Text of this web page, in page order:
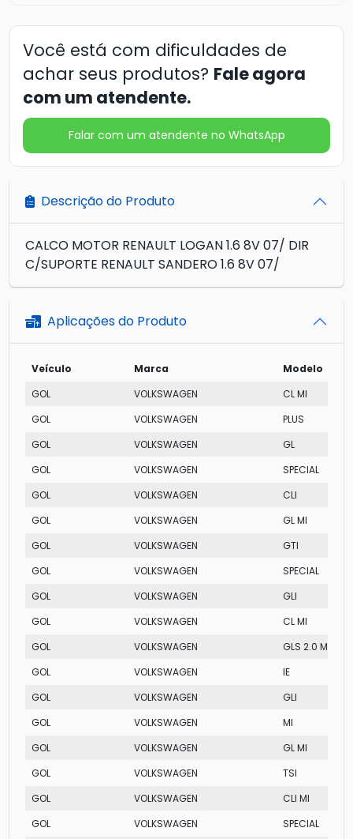
Você está com dificuldades de
achar seus produtos? Fale agora
com um atendente.
Falar com um atendente no WhatsApp
Descrição do Produto
CALCO MOTOR RENAULT LOGAN 1.6 8V 07/ DIR
C/SUPORTE RENAULT SANDERO 1.6 8V 07/
Aplicações do Produto
Veículo Marca
Modelo
GOL
VOLKSWAGEN
CL MI
GOL
VOLKSWAGEN
PLUS
GOL
VOLKSWAGEN
GL
GOL
VOLKSWAGEN
SPECIAL
GOL
VOLKSWAGEN
CLI
GOL
VOLKSWAGEN
GL MI
GOL
VOLKSWAGEN
GTI
GOL
VOLKSWAGEN
SPECIAL
GOL
VOLKSWAGEN
GLI
GOL
VOLKSWAGEN
CL MI
GOL
VOLKSWAGEN
GLS 2.0 MI
GOL
VOLKSWAGEN
IE
GOL
VOLKSWAGEN
GLI
GOL
VOLKSWAGEN
MI
GOL
VOLKSWAGEN
GL MI
GOL
VOLKSWAGEN
TSI
GOL
VOLKSWAGEN
CLI MI
GOL
VOLKSWAGEN
SPECIAL